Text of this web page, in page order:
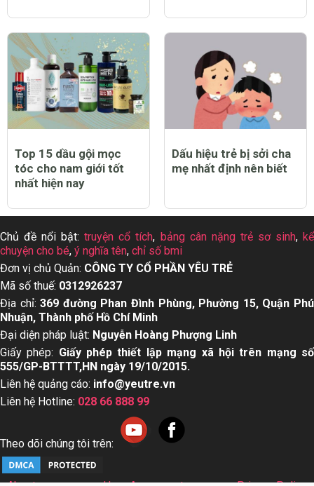
Top 15 dầu gội mọc
tóc cho nam giới tốt
nhất hiện nay
Dấu hiệu trẻ bị sởi cha
mẹ nhất định nên biết
Chủ đề nổi bật:truyện cổ tích, bảng cân nặng trẻ sơ sinh, kể
chuyện cho bé, ý nghĩa tên, chỉ số bmi
Đơn vị chủ Quản: CÔNG TY CỔ PHẦN YÊU TRẺ
Mã số thuế: 0312926237
Địa chỉ:369 đường Phan Đình Phùng, Phường 15, Quận Phú
Nhuận, Thành phố Hồ Chí Minh
Đại diện pháp luật: Nguyễn Hoàng Phượng Linh
Giấy phép: Giấy phép thiết lập mạng xã hội trên mạng số
555/GP-BTTTT,HN ngày 19/10/2015.
Liên hệ quảng cáo: info@yeutre.vn
Liên hệ Hotline: 028 66 888 99
Theo dõi chúng tôi trên: